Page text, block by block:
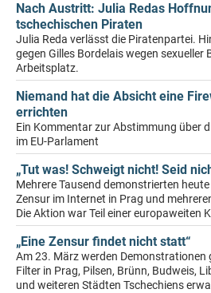
Nach Austritt: Julia Redas
tschechischen Piraten
Julia Reda verlässt die Piratenpartei.
gegen Gilles Bordelais wegen sexueller
Arbeitsplatz.
Niemand hat die Absicht eine
errichten
Ein Kommentar zur Abstimmung über
im EU-Parlament
„Tut was! Schweigt nicht! Seid
Mehrere Tausend demonstrierten
Zensur im Internet in Prag und
Die Aktion war Teil einer europaweiten
„Eine Zensur findet nicht statt“
Am 23. März werden Demonstrationen
Filter in Prag, Pilsen, Brünn, Budweis,
und weiteren Städten Tschechiens